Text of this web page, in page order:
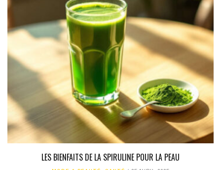
LES BIENFAITS DE LA SPIRULINE POUR LA PEAU